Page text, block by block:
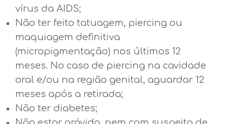
vírus da AIDS;
Não ter feito tatuagem, piercing ou
maquiagem definitiva
(micropigmentação) nos últimos 12
meses. No caso de piercing na cavidade
oral e/ou na região genital, aguardar 12
meses após a retirada;
Não ter diabetes;